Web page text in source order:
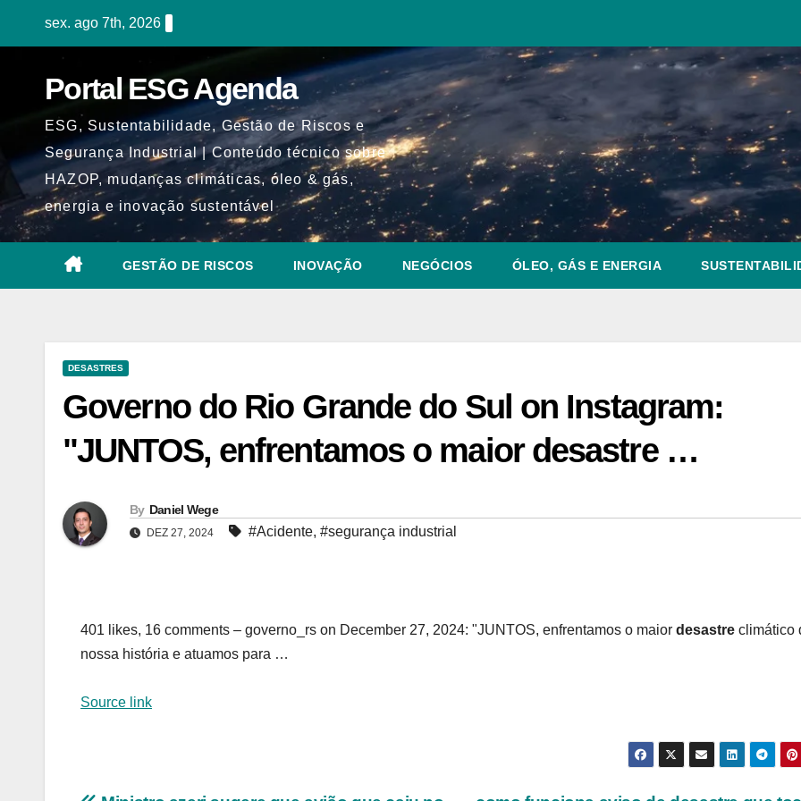
sex. ago 7th, 2026
Portal ESG Agenda
ESG, Sustentabilidade, Gestão de Riscos e
Segurança Industrial | Conteúdo técnico sobre
HAZOP, mudanças climáticas, óleo & gás,
energia e inovação sustentável
GESTÃO DE RISCOS INOVAÇÃO NEGÓCIOS ÓLEO, GÁS E ENERGIA
DESASTRES
Governo do Rio Grande do Sul on Instagram:
"JUNTOS, enfrentamos o maior desastre …
By Daniel Wege
DEZ 27, 2024 #Acidente, #segurança industrial
401 likes, 16 comments – governo_rs on December 27, 2024: "JUNTOS, enfrentamos o maior desastre climático
nossa história e atuamos para …
Source link